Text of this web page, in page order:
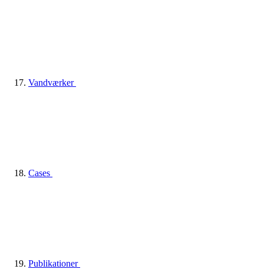
Vandværker
Cases
Publikationer